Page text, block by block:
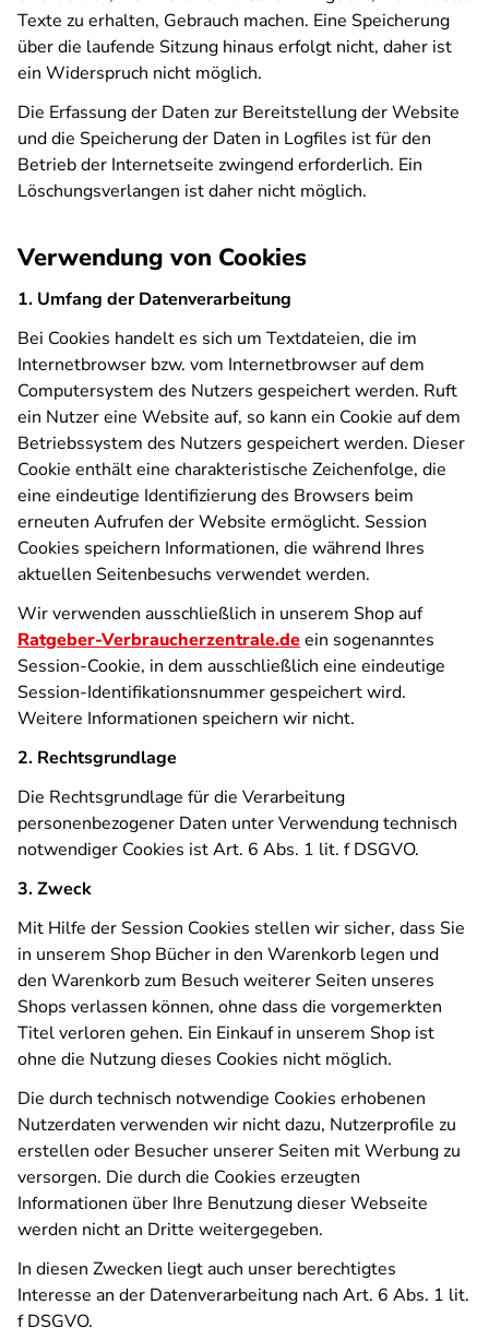
Texte zu erhalten, Gebrauch machen. Eine Speicherung
über die laufende Sitzung hinaus erfolgt nicht, daher ist
ein Widerspruch nicht möglich.
Die Erfassung der Daten zur Bereitstellung der Website
und die Speicherung der Daten in Logfiles ist für den
Betrieb der Internetseite zwingend erforderlich. Ein
Löschungsverlangen ist daher nicht möglich.
Verwendung von Cookies
1. Umfang der Datenverarbeitung
Bei Cookies handelt es sich um Textdateien, die im
Internetbrowser bzw. vom Internetbrowser auf dem
Computersystem des Nutzers gespeichert werden. Ruft
ein Nutzer eine Website auf, so kann ein Cookie auf dem
Betriebssystem des Nutzers gespeichert werden. Dieser
Cookie enthält eine charakteristische Zeichenfolge, die
eine eindeutige Identifizierung des Browsers beim
erneuten Aufrufen der Website ermöglicht. Session
Cookies speichern Informationen, die während Ihres
aktuellen Seitenbesuchs verwendet werden.
Wir verwenden ausschließlich in unserem Shop auf
Ratgeber-Verbraucherzentrale.deein sogenanntes
Session-Cookie, in dem ausschließlich eine eindeutige
Session-Identifikationsnummer gespeichert wird.
Weitere Informationen speichern wir nicht.
2. Rechtsgrundlage
Die Rechtsgrundlage für die Verarbeitung
personenbezogener Daten unter Verwendung technisch
notwendiger Cookies ist Art. 6 Abs. 1 lit. f DSGVO.
3. Zweck
Mit Hilfe der Session Cookies stellen wir sicher, dass Sie
in unserem Shop Bücher in den Warenkorb legen und
den Warenkorb zum Besuch weiterer Seiten unseres
Shops verlassen können, ohne dass die vorgemerkten
Titel verloren gehen. Ein Einkauf in unserem Shop ist
ohne die Nutzung dieses Cookies nicht möglich.
Die durch technisch notwendige Cookies erhobenen
Nutzerdaten verwenden wir nicht dazu, Nutzerprofile zu
erstellen oder Besucher unserer Seiten mit Werbung zu
versorgen. Die durch die Cookies erzeugten
Informationen über Ihre Benutzung dieser Webseite
werden nicht an Dritte weitergegeben.
In diesen Zwecken liegt auch unser berechtigtes
Interesse an der Datenverarbeitung nach Art. 6 Abs. 1 lit.
f DSGVO.